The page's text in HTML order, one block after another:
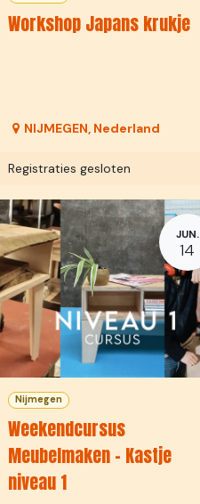
Workshop Japans krukje
NIJMEGEN Nederland
Registraties gesloten
JUN.
14
Nijmegen
Weekendcursus
Meubelmaken - Kastje
niveau 1